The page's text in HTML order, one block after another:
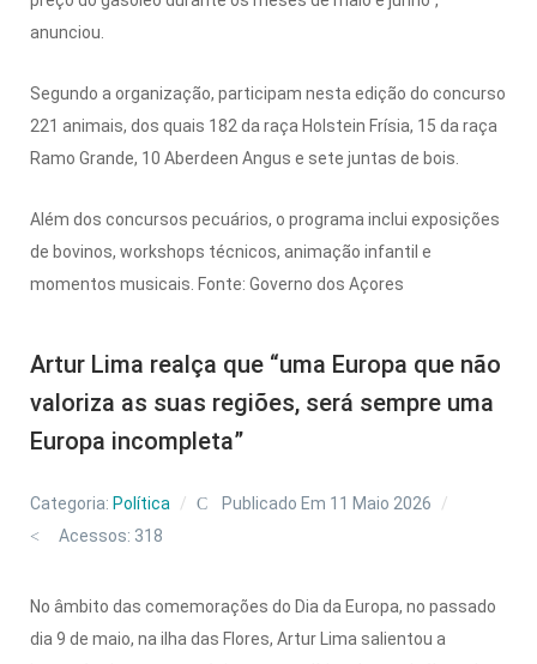
anunciou.
Segundo a organização, participam nesta edição do concurso
221 animais, dos quais 182 da raça Holstein Frísia, 15 da raça
Ramo Grande, 10 Aberdeen Angus e sete juntas de bois.
Além dos concursos pecuários, o programa inclui exposições
de bovinos, workshops técnicos, animação infantil e
momentos musicais. Fonte: Governo dos Açores
Artur Lima realça que “uma Europa que não
valoriza as suas regiões, será sempre uma
Europa incompleta”
Categoria: Política
Publicado Em 11 Maio 2026
Acessos: 318
No âmbito das comemorações do Dia da Europa, no passado
dia 9 de maio, na ilha das Flores, Artur Lima salientou a